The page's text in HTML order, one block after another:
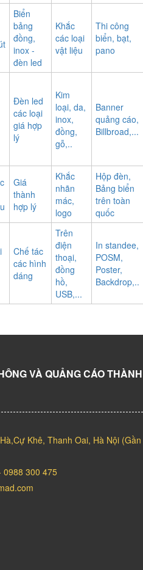
Biển
bảng
đồng,
inox -
đèn led
Khắc
các loại
vật liệu
Thi công
biển, bạt,
pano
Đèn led
các loại
giá hợp
lý
Kim
loại, da,
inox,
đồng,
gỗ,..
Banner
quảng cáo,
Billbroad,...
Giá
thành
hợp lý
Khắc
nhãn
mác,
logo
Hộp đèn,
Bảng biển
trên toàn
quốc
Chế tác
các hình
dáng
Trên
điện
thoại,
đồng
hồ,
USB,...
In standee,
POSM,
Poster,
Backdrop,..
VÀ QUẢNG CÁO THÀNH
Khê, Thanh Oai, Hà Nội (Gần
0988 300 475